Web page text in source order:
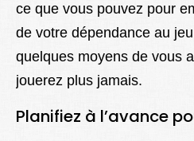
ce que vous pouvez pour
de votre dépendance au jeu
quelques moyens de vous
jouerez plus jamais.
Planifiez à l’avance